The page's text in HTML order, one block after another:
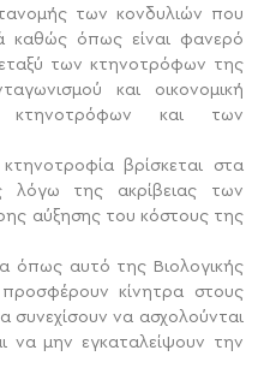
των κονδυλιών που
καθώς όπως είναι φανερό
των κτηνοτρόφων της
και οικονομική
κτηνοτρόφων και των
βρίσκεται στα
λόγω της ακρίβειας των
αύξησης του κόστους της
όπως αυτό της Βιολογικής
κίνητρα στους
συνεχίσουν να ασχολούνται
να μην εγκαταλείψουν την